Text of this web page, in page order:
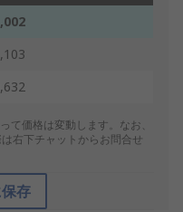
て価格は変動します。なお、
右下チャットからお問合せ
存